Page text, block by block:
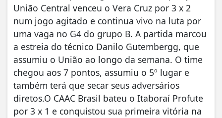
União Central venceu o Vera Cruz por 3 x 2
num jogo agitado e continua vivo na luta por
uma vaga no G4 do grupo B. A partida marcou
a estreia do técnico Danilo Gutembergg, que
assumiu o União ao longo da semana. O time
chegou aos 7 pontos, assumiu o 5º lugar e
também terá que secar seus adversários
diretos.O CAAC Brasil bateu o Itaboraí Profute
por 3 x 1 e conquistou sua primeira vitória na